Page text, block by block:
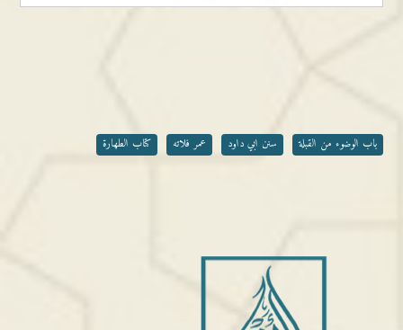
باب الوضوء من القبلة سنن ابي داود عمر فلاته كتاب الطهارة